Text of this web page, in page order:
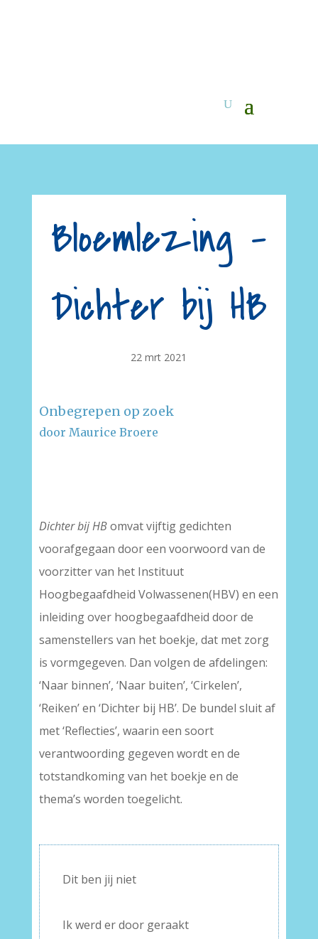
Bloemlezing –
Dichter bij HB
22 mrt 2021
Onbegrepen op zoek
door Maurice Broere
Dichter bij HBomvat vijftig gedichten
voorafgegaan door een voorwoord van de
voorzitter van het Instituut
Hoogbegaafdheid Volwassenen(HBV) en een
inleiding over hoogbegaafdheid door de
samenstellers van het boekje, dat met zorg
is vormgegeven. Dan volgen de afdelingen:
‘Naar binnen’, ‘Naar buiten’, ‘Cirkelen’,
‘Reiken’ en ‘Dichter bij HB’. De bundel sluit af
met ‘Reflecties’, waarin een soort
verantwoording gegeven wordt en de
totstandkoming van het boekje en de
thema’s worden toegelicht.
Dit ben jij niet
Ik werd er door geraakt